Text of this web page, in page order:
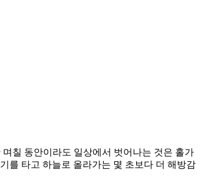
칠 동안이라도 일상에서 벗어나는 것은 홀가
를 타고 하늘로 올라가는 몇 초보다 더 해방감